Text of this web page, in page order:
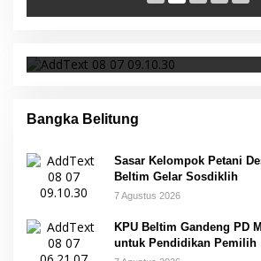
Bangka Belitung
Sasar Kelompok Petani
Beltim Gelar Sosdiklih
7 Agustus 2026
KPU Beltim Gandeng PD
untuk Pendidikan Pemilih